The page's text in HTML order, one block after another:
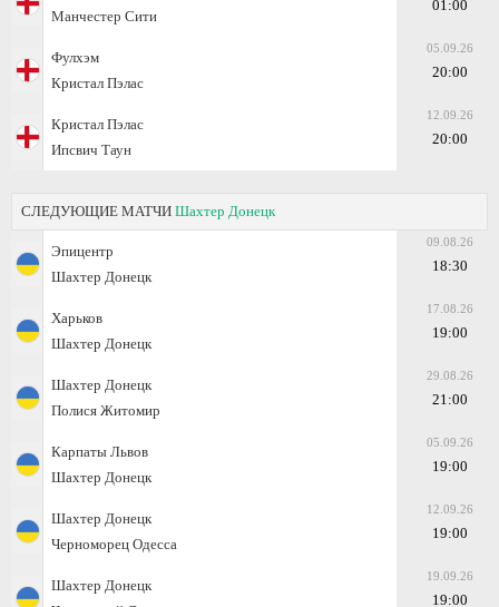
Манчестер Сити
01:00
Фулхэм
Кристал Пэлас
05.09.26
20:00
Кристал Пэлас
Ипсвич Таун
12.09.26
20:00
СЛЕДУЮЩИЕ МАТЧИ Шахтер Донецк
Эпицентр
Шахтер Донецк
09.08.26
18:30
Харьков
Шахтер Донецк
17.08.26
19:00
Шахтер Донецк
Полися Житомир
29.08.26
21:00
Карпаты Львов
Шахтер Донецк
05.09.26
19:00
Шахтер Донецк
Черноморец Одесса
12.09.26
19:00
Шахтер Донецк
19.09.26
19:00